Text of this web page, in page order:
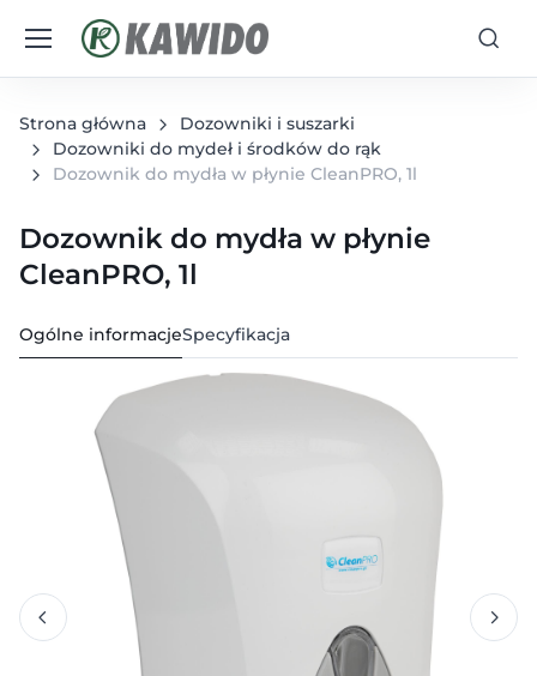
Strona główna
Dozowniki i suszarki
Dozowniki do mydeł i środków do rąk
Dozownik do mydła w płynie CleanPRO, 1l
Dozownik do mydła w płynie
CleanPRO, 1l
Ogólne informacjeSpecyfikacja